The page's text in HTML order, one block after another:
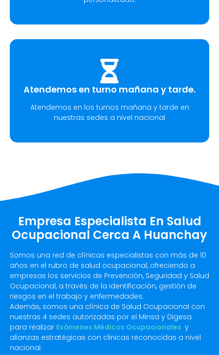
Atendemos en turno mañana y tarde.
Atendemos en los turnos mañana y tarde en
nuestras sedes a nivel nacional
Empresa Especialista En Salud
Ocupacional Cerca A Huanchay
Somos una red de clínicas especialistas con más de 10
años en el rubro de salud ocupacional, ofreciendo a
empresas los servicios de Prevención, Seguridad y Salud
Ocupacional, a través de la identificación, gestión de
riesgos en el trabajo y enfermedades.
Además, somos una clínica de Salud Ocupacional con
nuestras 4 sedes autorizadas por el Minsa y Digesa
para realizar Exámenes Médicos Ocupacionales y
alianzas estratégicas con clinicas reconocidas a nivel
nacional.